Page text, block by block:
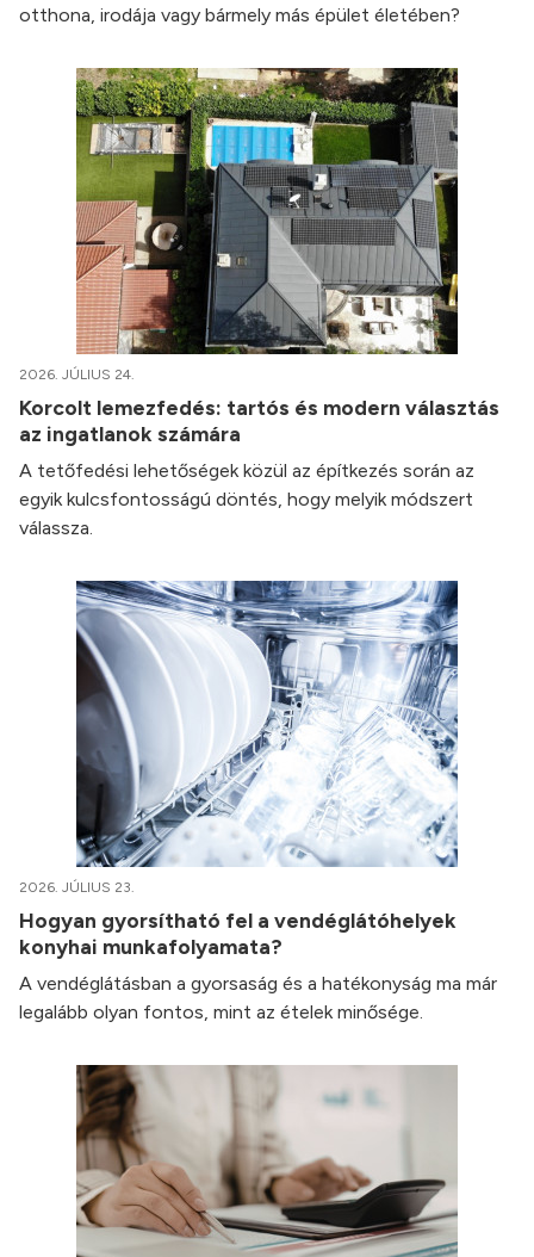
otthona, irodája vagy bármely más épület életében?
2026. JÚLIUS 24.
Korcolt lemezfedés: tartós és modern választás
az ingatlanok számára
A tetőfedési lehetőségek közül az építkezés során az
egyik kulcsfontosságú döntés, hogy melyik módszert
válassza.
2026. JÚLIUS 23.
Hogyan gyorsítható fel a vendéglátóhelyek
konyhai munkafolyamata?
A vendéglátásban a gyorsaság és a hatékonyság ma már
legalább olyan fontos, mint az ételek minősége.